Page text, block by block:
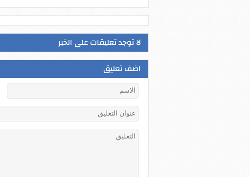
لا توجد تعليقات على الخبر
اضف تعليق